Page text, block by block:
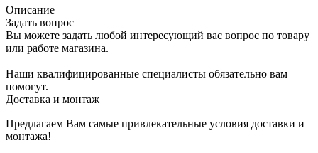
Описание
Задать вопрос
Вы можете задать любой интересующий вас вопрос по товару
или работе магазина.
Наши квалифицированные специалисты обязательно вам
помогут.
Доставка и монтаж
Предлагаем Вам самые привлекательные условия доставки и
монтажа!